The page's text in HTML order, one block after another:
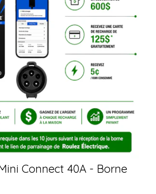
Connect 40A - Borne